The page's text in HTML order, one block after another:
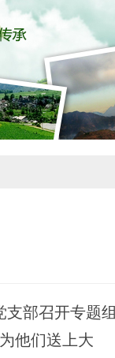
部召开专题组
他们送上大